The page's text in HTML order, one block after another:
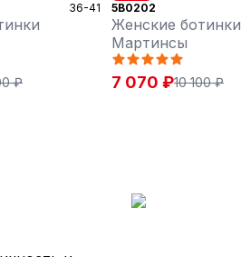
36-41
₽
5B0202
Женские ботинки
Мартинсы
7 070 ₽10 100 ₽